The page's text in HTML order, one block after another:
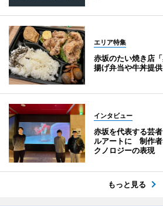
エリア特集
赤坂のたい焼き店
揚げ弁当や牛丼提供
インタビュー
赤坂を代表する芸
ルアートに 制作
クノロジーの表現
もっと見る